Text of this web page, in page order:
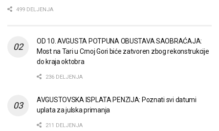
499 DELJENJA
OD 10. AVGUSTA POTPUNA OBUSTAVA SAOBRAĆAJA:
Most na Tari u Crnoj Gori biće zatvoren zbog rekonstrukcije
do kraja oktobra
236 DELJENJA
AVGUSTOVSKA ISPLATA PENZIJA: Poznati svi datumi
uplata za julska primanja
211 DELJENJA